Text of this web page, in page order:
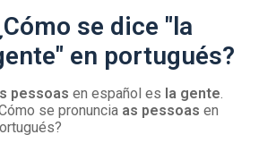
se dice "la
en portugués?
pessoas en español es la gente.
se pronuncia as pessoas en